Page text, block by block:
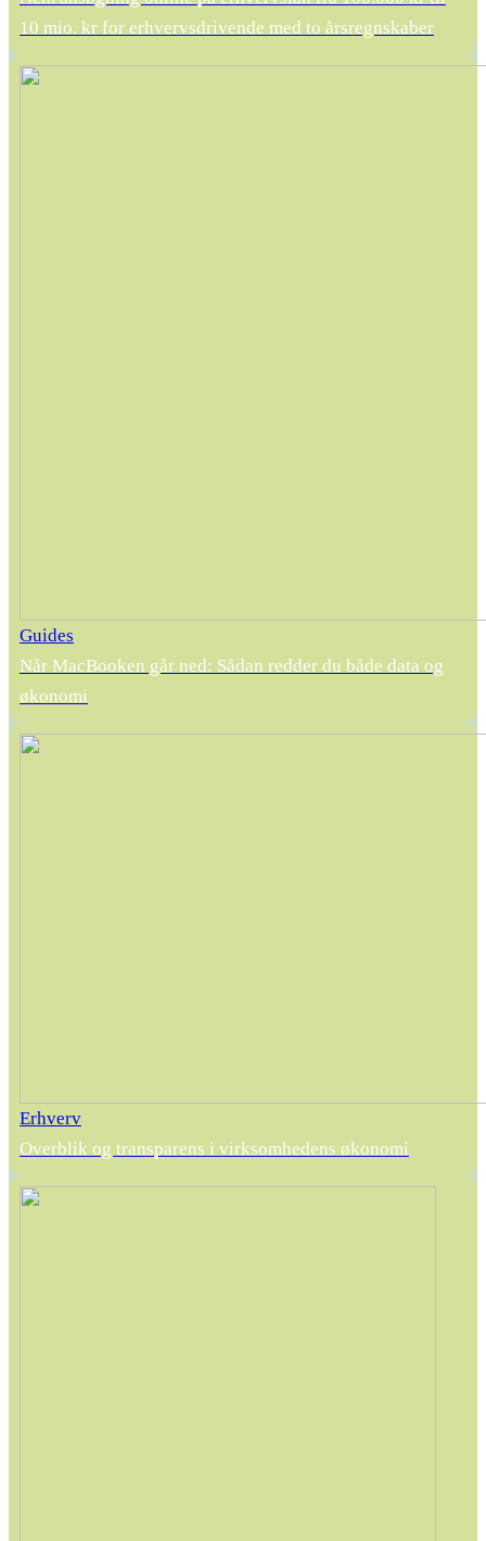
10 mio. kr for erhvervsdrivende med to årsregnskaber
Guides
Når MacBooken går ned: Sådan redder du både data og
økonomi
Erhverv
Overblik og transparens i virksomhedens økonomi